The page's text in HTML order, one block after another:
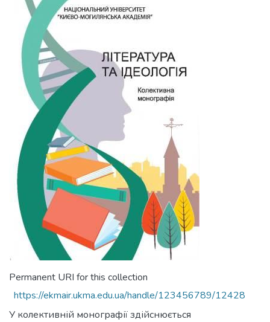
Permanent URI for this collection
https://ekmair.ukma.edu.ua/handle/123456789/12428
У колективній монографії здійснюється